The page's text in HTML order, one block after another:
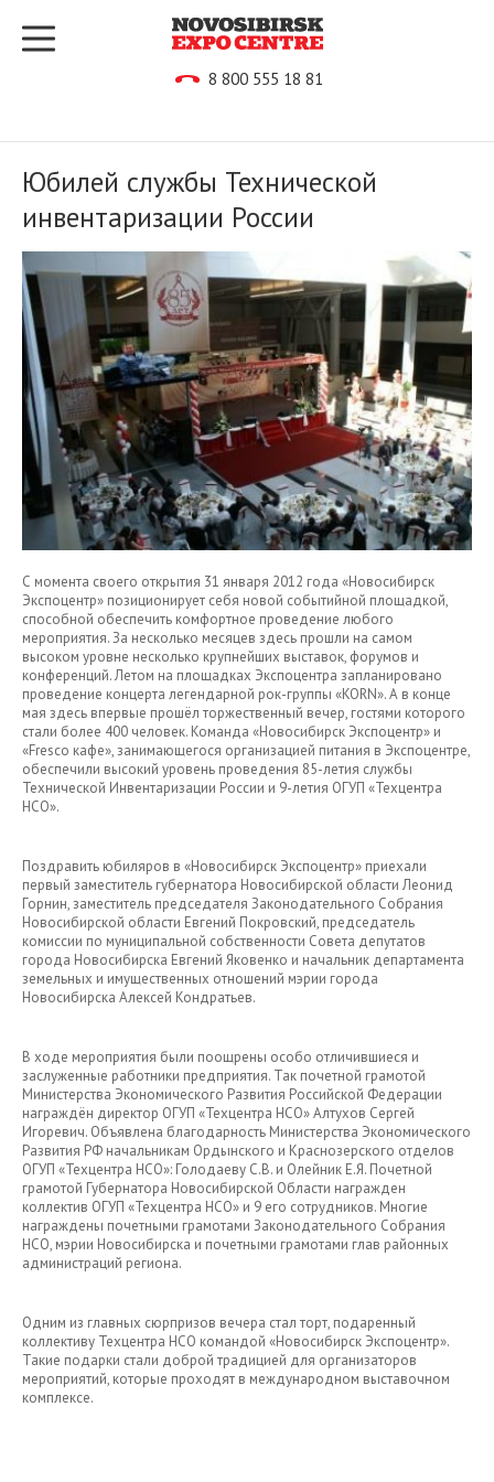
8 800 555 18 81
Юбилей службы Технической
инвентаризации России
С момента своего открытия 31 января 2012 года «Новосибирск
Экспоцентр» позиционирует себя новой событийной площадкой,
способной обеспечить комфортное проведение любого
мероприятия. За несколько месяцев здесь прошли на самом
высоком уровне несколько крупнейших выставок, форумов и
конференций. Летом на площадках Экспоцентра запланировано
проведение концерта легендарной рок-группы «KORN». А в конце
мая здесь впервые прошёл торжественный вечер, гостями которого
стали более 400 человек. Команда «Новосибирск Экспоцентр» и
«Fresco кафе», занимающегося организацией питания в Экспоцентре,
обеспечили высокий уровень проведения 85-летия службы
Технической Инвентаризации России и 9-летия ОГУП «Техцентра
НСО».
Поздравить юбиляров в «Новосибирск Экспоцентр» приехали
первый заместитель губернатора Новосибирской области Леонид
Горнин, заместитель председателя Законодательного Собрания
Новосибирской области Евгений Покровский, председатель
комиссии по муниципальной собственности Совета депутатов
города Новосибирска Евгений Яковенко и начальник департамента
земельных и имущественных отношений мэрии города
Новосибирска Алексей Кондратьев.
В ходе мероприятия были поощрены особо отличившиеся и
заслуженные работники предприятия. Так почетной грамотой
Министерства Экономического Развития Российской Федерации
награждён директор ОГУП «Техцентра НСО» Алтухов Сергей
Игоревич. Объявлена благодарность Министерства Экономического
Развития РФ начальникам Ордынского и Краснозерского отделов
ОГУП «Техцентра НСО»: Голодаеву С.В. и Олейник Е.Я. Почетной
грамотой Губернатора Новосибирской Области награжден
коллектив ОГУП «Техцентра НСО» и 9 его сотрудников. Многие
награждены почетными грамотами Законодательного Собрания
НСО, мэрии Новосибирска и почетными грамотами глав районных
администраций региона.
Одним из главных сюрпризов вечера стал торт, подаренный
коллективу Техцентра НСО командой «Новосибирск Экспоцентр».
Такие подарки стали доброй традицией для организаторов
мероприятий, которые проходят в международном выставочном
комплексе.